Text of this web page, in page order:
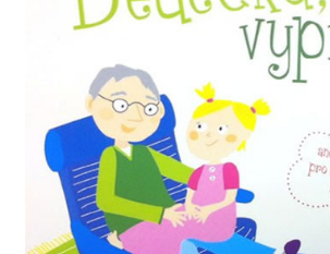
Stavebnice
Kreativní tvoření